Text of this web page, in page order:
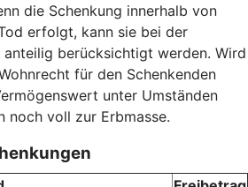
die Schenkung innerhalb von
erfolgt, kann sie bei der
berücksichtigt werden. Wird
für den Schenkenden
unter Umständen
noch voll zur Erbmasse.